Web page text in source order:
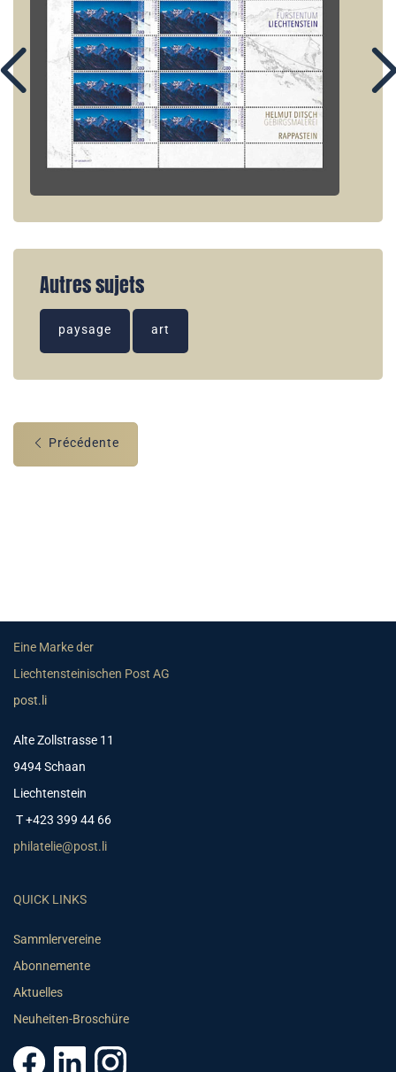
Autres sujets
paysage art
Précédente
Eine Marke der
Liechtensteinischen Post AG
post.li
Alte Zollstrasse 11
9494 Schaan
Liechtenstein
T +423 399 44 66
philatelie@post.li
QUICK LINKS
Sammlervereine
Abonnemente
Aktuelles
Neuheiten-Broschüre